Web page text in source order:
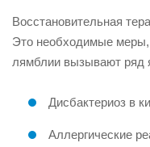
Восстановительная
Это необходимые меры,
лямблии вызывают ряд
Дисбактериоз в
Аллергические